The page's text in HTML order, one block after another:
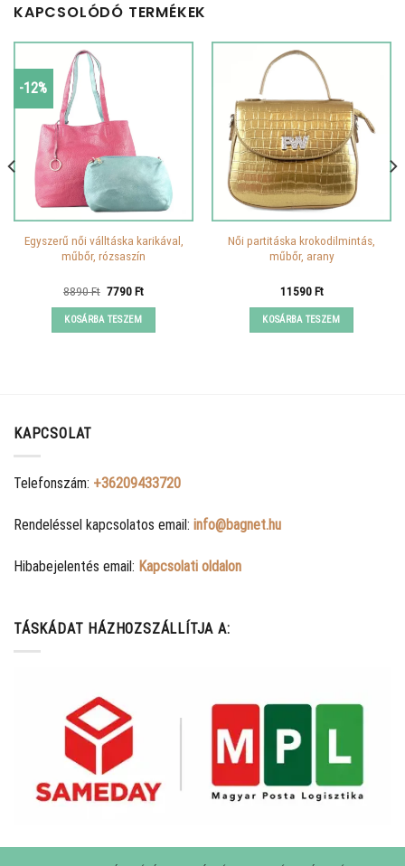
KAPCSOLÓDÓ TERMÉKEK
-12%
Egyszerű női válltáska karikával,
műbőr, rózsaszín
8890Ft Original
was:
8890 Ft.
7790FtCurrent
KOSÁRBA TESZEM
Női partitáska krokodilmintás,
műbőr, arany
11590Ft
KOSÁRBA TESZEM
KAPCSOLAT
Telefonszám: +36209433720
Rendeléssel kapcsolatos email: info@bagnet.hu
Hibabejelentés email: Kapcsolati oldalon
TÁSKÁDAT HÁZHOZSZÁLLÍTJA A: